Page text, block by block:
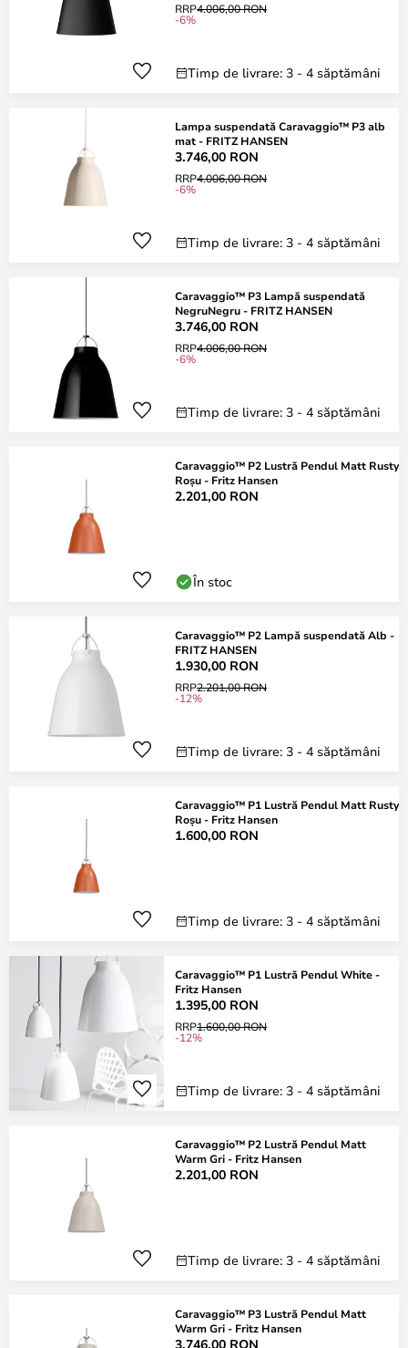
RRP4.006,00 RON
-6%
Timp de livrare: 3 - 4 săptămâni
Lampa suspendată Caravaggio™ P3 alb
mat - FRITZ HANSEN
3.746,00 RON
RRP4.006,00 RON
-6%
Timp de livrare: 3 - 4 săptămâni
Caravaggio™ P3 Lampă suspendată
NegruNegru - FRITZ HANSEN
3.746,00 RON
RRP4.006,00 RON
-6%
Timp de livrare: 3 - 4 săptămâni
Caravaggio™ P2 Lustră Pendul Matt Rusty
Roșu - Fritz Hansen
2.201,00 RON
În stoc
Caravaggio™ P2 Lampă suspendată Alb -
FRITZ HANSEN
1.930,00 RON
RRP2.201,00 RON
-12%
Timp de livrare: 3 - 4 săptămâni
Caravaggio™ P1 Lustră Pendul Matt Rusty
Roșu - Fritz Hansen
1.600,00 RON
Timp de livrare: 3 - 4 săptămâni
Caravaggio™ P1 Lustră Pendul White -
Fritz Hansen
1.395,00 RON
RRP1.600,00 RON
-12%
Timp de livrare: 3 - 4 săptămâni
Caravaggio™ P2 Lustră Pendul Matt
Warm Gri - Fritz Hansen
2.201,00 RON
Timp de livrare: 3 - 4 săptămâni
Caravaggio™ P3 Lustră Pendul Matt
Warm Gri - Fritz Hansen
3.746,00 RON